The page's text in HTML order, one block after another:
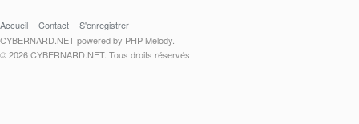
Accueil Contact
S'enregistrer
CYBERNARD.NET powered by PHP Melody.
© 2026 CYBERNARD.NET. Tous droits réservés